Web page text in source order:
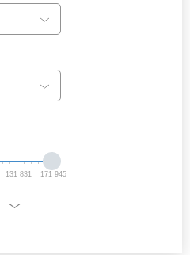
131 831 171 945